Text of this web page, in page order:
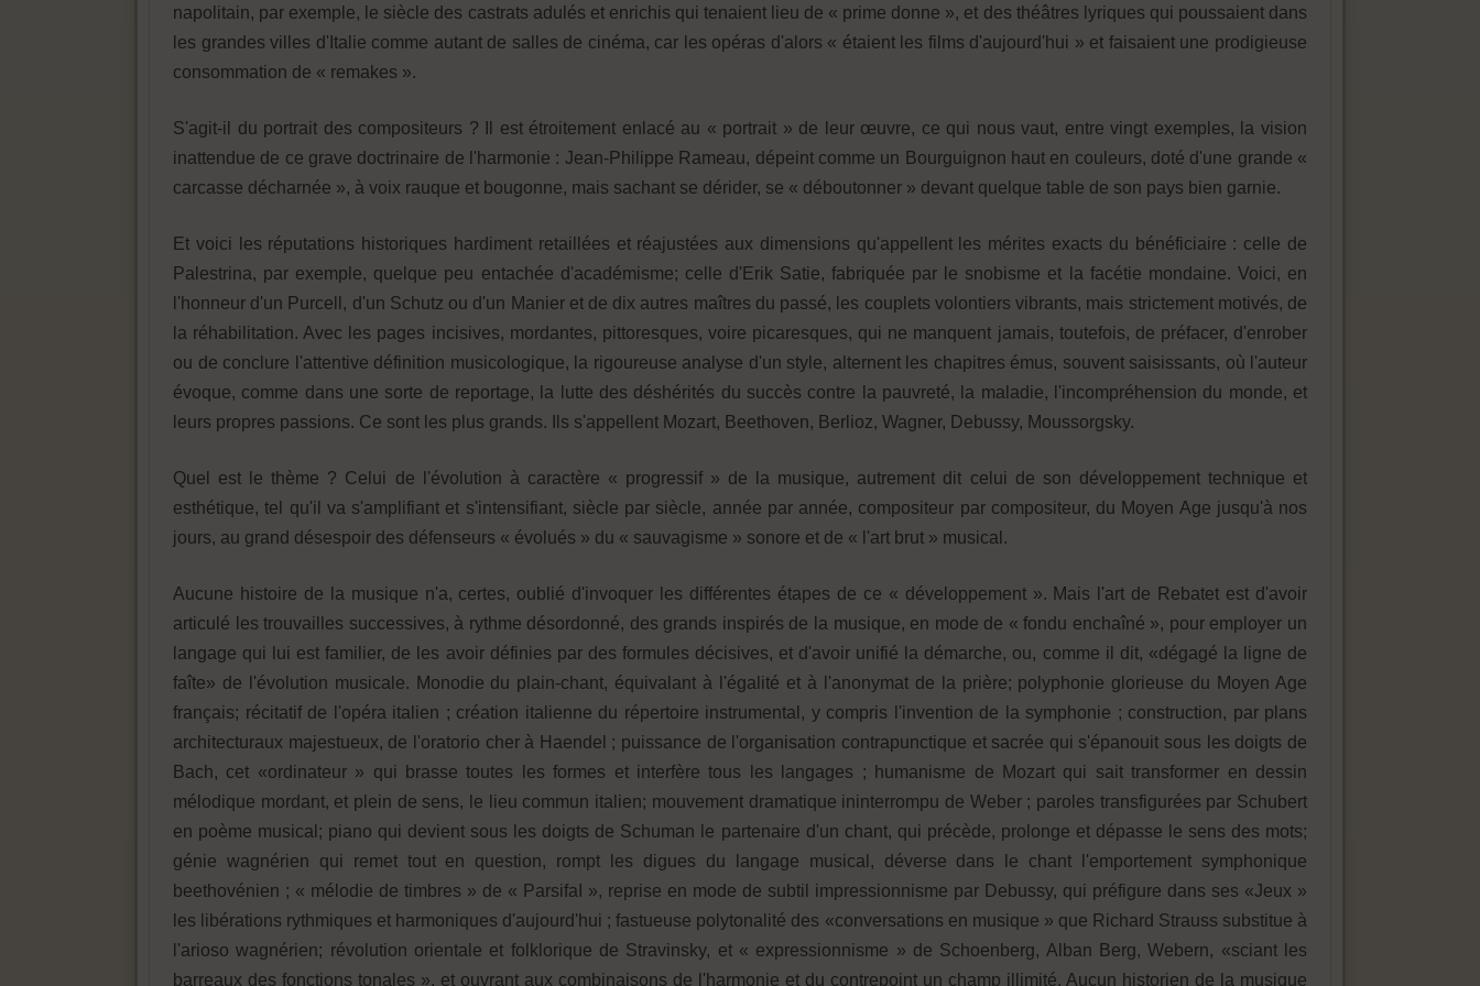
napolitain, par exemple, le siècle des castrats adulés et enrichis qui tenaient lieu de « prime donne », et des théâtres lyriques qui poussaient dans
les grandes villes d'Italie comme autant de salles de cinéma, car les opéras d'alors « étaient les films d'aujourd'hui » et faisaient une prodigieuse
consommation de « remakes ».
S'agit-il du portrait des compositeurs ? Il est étroitement enlacé au « portrait » de leur œuvre, ce qui nous vaut, entre vingt exemples, la vision
inattendue de ce grave doctrinaire de l'harmonie : Jean-Philippe Rameau, dépeint comme un Bourguignon haut en couleurs, doté d'une grande «
carcasse décharnée », à voix rauque et bougonne, mais sachant se dérider, se « déboutonner » devant quelque table de son pays bien garnie.
Et voici les réputations historiques hardiment retaillées et réajustées aux dimensions qu'appellent les mérites exacts du bénéficiaire : celle de
Palestrina, par exemple, quelque peu entachée d'académisme; celle d'Erik Satie, fabriquée par le snobisme et la facétie mondaine. Voici, en
l'honneur d'un Purcell, d'un Schutz ou d'un Manier et de dix autres maîtres du passé, les couplets volontiers vibrants, mais strictement motivés, de
la réhabilitation. Avec les pages incisives, mordantes, pittoresques, voire picaresques, qui ne manquent jamais, toutefois, de préfacer, d'enrober
ou de conclure l'attentive définition musicologique, la rigoureuse analyse d'un style, alternent les chapitres émus, souvent saisissants, où l'auteur
évoque, comme dans une sorte de reportage, la lutte des déshérités du succès contre la pauvreté, la maladie, l'incompréhension du monde, et
leurs propres passions. Ce sont les plus grands. Ils s'appellent Mozart, Beethoven, Berlioz, Wagner, Debussy, Moussorgsky.
Quel est le thème ? Celui de l'évolution à caractère « progressif » de la musique, autrement dit celui de son développement technique et
esthétique, tel qu'il va s'amplifiant et s'intensifiant, siècle par siècle, année par année, compositeur par compositeur, du Moyen Age jusqu'à nos
jours, au grand désespoir des défenseurs « évolués » du « sauvagisme » sonore et de « l'art brut » musical.
Aucune histoire de la musique n'a, certes, oublié d'invoquer les différentes étapes de ce « développement ». Mais l'art de Rebatet est d'avoir
articulé les trouvailles successives, à rythme désordonné, des grands inspirés de la musique, en mode de « fondu enchaîné », pour employer un
langage qui lui est familier, de les avoir définies par des formules décisives, et d'avoir unifié la démarche, ou, comme il dit, «dégagé la ligne de
faîte» de l'évolution musicale. Monodie du plain-chant, équivalant à l'égalité et à l'anonymat de la prière; polyphonie glorieuse du Moyen Age
français; récitatif de l'opéra italien ; création italienne du répertoire instrumental, y compris l'invention de la symphonie ; construction, par plans
architecturaux majestueux, de l'oratorio cher à Haendel ; puissance de l'organisation contrapunctique et sacrée qui s'épanouit sous les doigts de
Bach, cet «ordinateur » qui brasse toutes les formes et interfère tous les langages ; humanisme de Mozart qui sait transformer en dessin
mélodique mordant, et plein de sens, le lieu commun italien; mouvement dramatique ininterrompu de Weber ; paroles transfigurées par Schubert
en poème musical; piano qui devient sous les doigts de Schuman le partenaire d'un chant, qui précède, prolonge et dépasse le sens des mots;
génie wagnérien qui remet tout en question, rompt les digues du langage musical, déverse dans le chant l'emportement symphonique
beethovénien ; « mélodie de timbres » de « ParsifaI », reprise en mode de subtil impressionnisme par Debussy, qui préfigure dans ses «Jeux »
les libérations rythmiques et harmoniques d'aujourd'hui ; fastueuse polytonalité des «conversations en musique » que Richard Strauss substitue à
l'arioso wagnérien; révolution orientale et folklorique de Stravinsky, et « expressionnisme » de Schoenberg, Alban Berg, Webern, «sciant les
barreaux des fonctions tonales », et ouvrant aux combinaisons de l'harmonie et du contrepoint un champ illimité. Aucun historien de la musique